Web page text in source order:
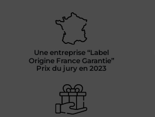
Une entreprise “Label
Origine France Garantie”
Prix du jury en 2023